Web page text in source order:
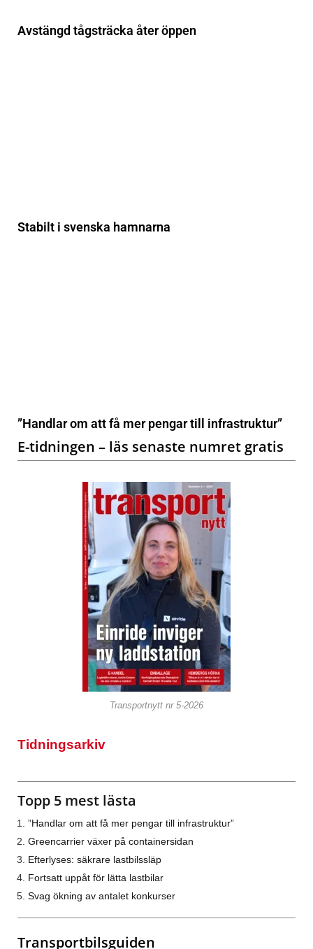
Avstängd tågsträcka åter öppen
Stabilt i svenska hamnarna
”Handlar om att få mer pengar till infrastruktur”
E-tidningen – läs senaste numret gratis
Transportnytt nr 5-2026
Tidningsarkiv
Topp 5 mest lästa
”Handlar om att få mer pengar till infrastruktur”
Greencarrier växer på containersidan
Efterlyses: säkrare lastbilssläp
Fortsatt uppåt för lätta lastbilar
Svag ökning av antalet konkurser
Transportbilsguiden